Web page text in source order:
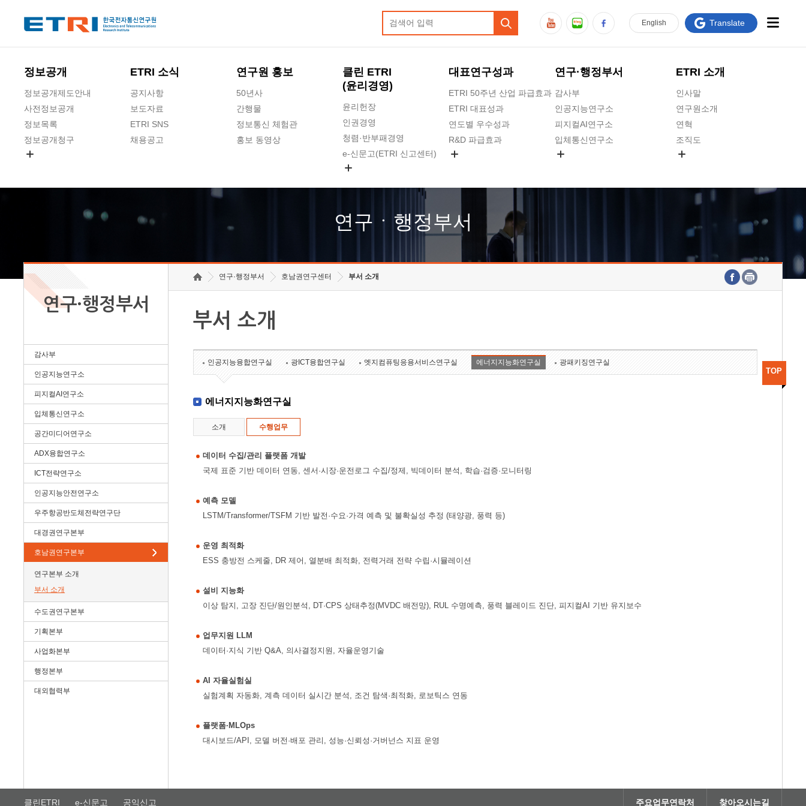
정보공개
정보공개제도안내
사전정보공개
정보목록
정보공개청구
ETRI 소식
공지사항
보도자료
ETRI SNS
채용공고
연구원 홍보
50년사
간행물
정보통신 체험관
홍보 동영상
클린 ETRI
(윤리경영)
윤리헌장
인권경영
청렴·반부패경영
e-신문고(ETRI 신고센터)
고객의소리
수의계약 현황
대표연구성과
ETRI 50주년 산업 파급효과
ETRI 대표성과
연도별 우수성과
R&D 파급효과
연구·행정부서
감사부
인공지능연구소
피지컬AI연구소
입체통신연구소
호남권연구본부
기획본부
ETRI 소개
인사말
연구원소개
연혁
조직도
연구원 고객헌장
주요업무연락처
English Translate
연구ㆍ행정부서
연구·행정부서
감사부
인공지능연구소
피지컬AI연구소
입체통신연구소
공간미디어연구소
ADX융합연구소
ICT전략연구소
인공지능안전연구소
우주항공반도체전략연구단
대경권연구본부
호남권연구본부
연구본부 소개
부서 소개
수도권연구본부
기획본부
사업화본부
행정본부
대외협력부
연구·행정부서 호남권연구센터 부서 소개
부서 소개
인공지능융합연구실 광ICT융합연구실 엣지컴퓨팅응용서비스연구실 에너지지능화연구실 광패키징연구실
에너지지능화연구실
소개 수행업무
데이터 수집/관리 플랫폼 개발
국제 표준 기반 데이터 연동, 센서·시장·운전로그 수집/정제, 빅데이터 분석, 학습·검증·모니터링
예측 모델
LSTM/Transformer/TSFM 기반 발전·수요·가격 예측 및 불확실성 추정 (태양광, 풍력 등)
운영 최적화
ESS 충방전 스케줄, DR 제어, 열분배 최적화, 전력거래 전략 수립·시뮬레이션
설비 지능화
이상 탐지, 고장 진단/원인분석, DT·CPS 상태추정(MVDC 배전망), RUL 수명예측, 풍력 블레이드 진단, 피지컬AI 기반 유지보수
업무지원 LLM
데이터·지식 기반 Q&A, 의사결정지원, 자율운영기술
AI 자율실험실
실험계획 자동화, 계측 데이터 실시간 분석, 조건 탐색·최적화, 로보틱스 연동
플랫폼·MLOps
대시보드/API, 모델 버전·배포 관리, 성능·신뢰성·거버넌스 지표 운영
TOP
클린ETRI e-신문고 공익신고 주요업무연락처 찾아오시는길